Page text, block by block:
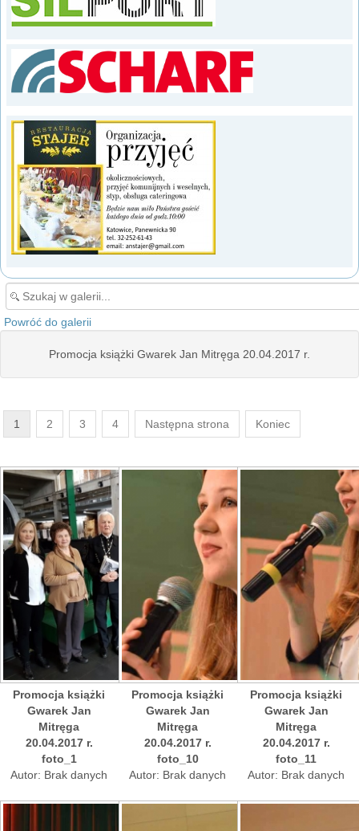
Powróć do galerii
Promocja książki Gwarek Jan Mitręga 20.04.2017 r.
1 2 3 4 Następna strona Koniec
Promocja książki
Gwarek Jan
Mitręga
20.04.2017 r.
foto_1
Autor: Brak danych
Promocja książki
Gwarek Jan
Mitręga
20.04.2017 r.
foto_10
Autor: Brak danych
Promocja książki
Gwarek Jan
Mitręga
20.04.2017 r.
foto_11
Autor: Brak danych